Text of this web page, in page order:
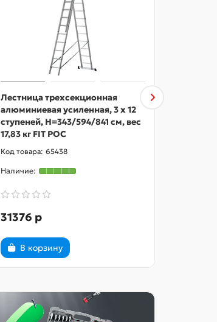
Лестница трехсекционная
алюминиевая усиленная, 3 х 12
ступеней, H=343/594/841 см, вес
17,83 кг FIT РОС
65438
31376 р
В корзину